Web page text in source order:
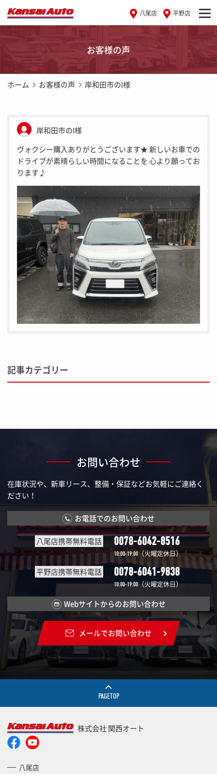
八尾店 平野店
お客様の声
ホーム お客様の声 岸和田市のI様
岸和田市のI様
ヴォクシー購入ありがとうございます★ 新しいお車での
ドライブが素晴らしい時間になることを 心より願ってお
ります♪
記事カテゴリー
お問い合わせ
在庫状況や、新車リース、整備・保証などお気軽にご連絡く
ださい！
お電話でのお問い合わせ
八尾店携帯無料電話 0078-6042-8516
10:00-19:00 （火曜定休日）
平野店携帯無料電話 0078-6041-9838
10:00-19:00（火曜定休日）
Webサイトからのお問い合わせ
メールでお問い合わせ
PAGETOP
株式会社 関西オート
八尾店